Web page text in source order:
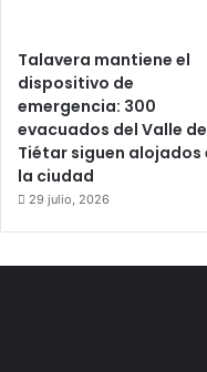
Talavera mantiene el
dispositivo de
emergencia: 300
evacuados del Valle
Tiétar siguen alojados
la ciudad
29 julio, 2026